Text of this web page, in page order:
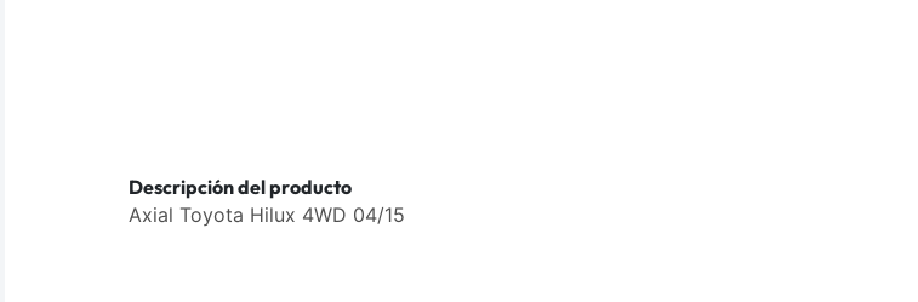
Descripción del producto
Axial Toyota Hilux 4WD 04/15